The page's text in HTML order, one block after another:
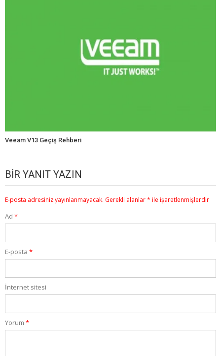
Veeam V13 Geçiş Rehberi
BIR YANIT YAZIN
E-posta adresiniz yayınlanmayacak. Gerekli alanlar* ile işaretlenmişlerdir
Ad *
E-posta *
İnternet sitesi
Yorum *